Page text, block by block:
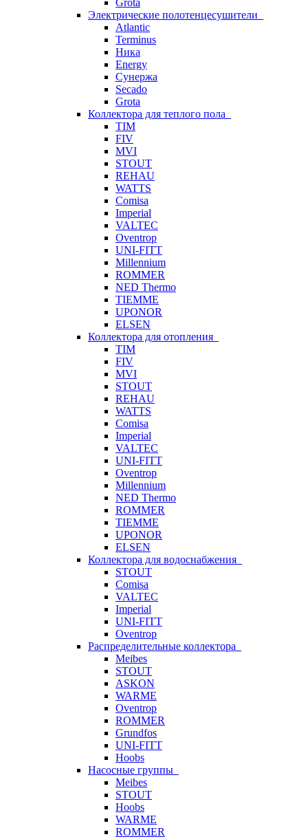
Grota
Электрические полотенцесушители
Atlantic
Terminus
Ника
Energy
Сунержа
Secado
Grota
Коллектора для теплого пола
TIM
FIV
MVI
STOUT
REHAU
WATTS
Comisa
Imperial
VALTEC
Oventrop
UNI-FITT
Millennium
ROMMER
NED Thermo
TIEMME
UPONOR
ELSEN
Коллектора для отопления
TIM
FIV
MVI
STOUT
REHAU
WATTS
Comisa
Imperial
VALTEC
UNI-FITT
Oventrop
Millennium
NED Thermo
ROMMER
TIEMME
UPONOR
ELSEN
Коллектора для водоснабжения
STOUT
Comisa
VALTEC
Imperial
UNI-FITT
Oventrop
Распределительные коллектора
Meibes
STOUT
ASKON
WARME
Oventrop
ROMMER
Grundfos
UNI-FITT
Hoobs
Насосные группы
Meibes
STOUT
Hoobs
WARME
ROMMER